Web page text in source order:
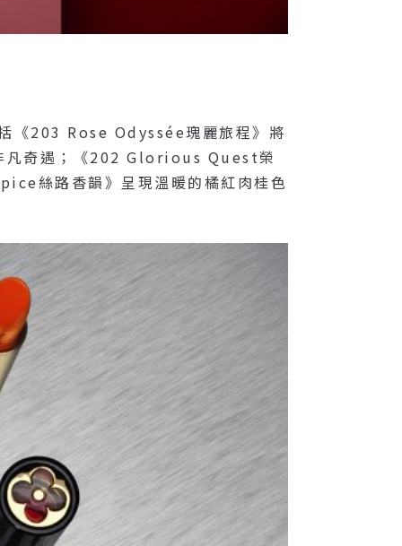
《203 Rose Odyssée瑰麗旅程》將
凡奇遇；《202 Glorious Quest榮
絲路香韻》呈現溫暖的橘紅肉桂色